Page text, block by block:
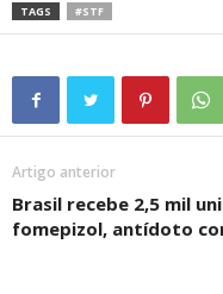
TAGS #STF
Artigo anterior
Brasil recebe 2,5 mil
fomepizol, antídoto